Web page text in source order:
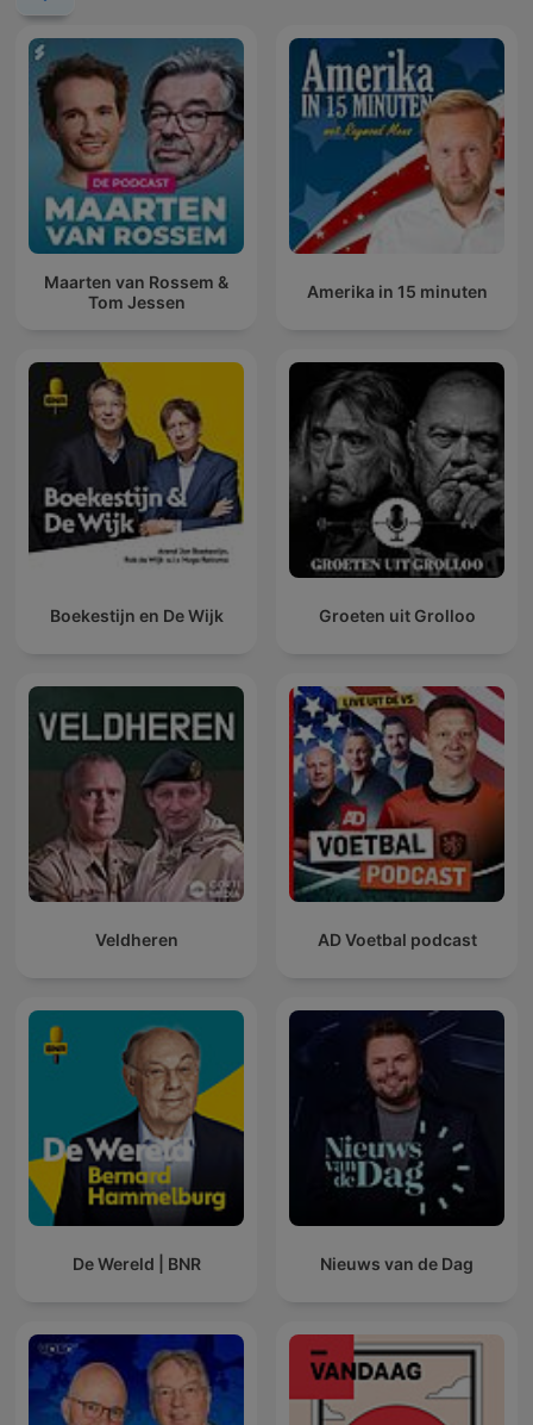
Maarten van Rossem &
Tom Jessen
Amerika in 15 minuten
Boekestijn en De Wijk Groeten uit Grolloo
Veldheren AD Voetbal podcast
De Wereld | BNR Nieuws van de Dag